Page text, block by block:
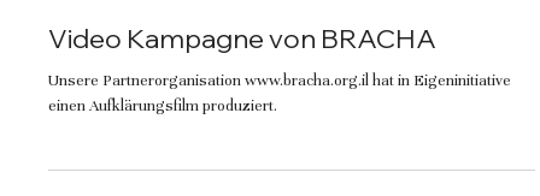
Video Kampagne von BRACHA
Unsere Partnerorganisation www.bracha.org.il hat in Eigeninitiative
einen Aufklärungsfilm produziert.